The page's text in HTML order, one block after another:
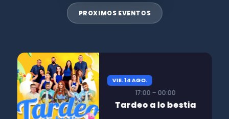
PROXIMOS EVENTOS
VIE. 14 AGO.
17:00 – 00:00
Tardeo a lo bestia